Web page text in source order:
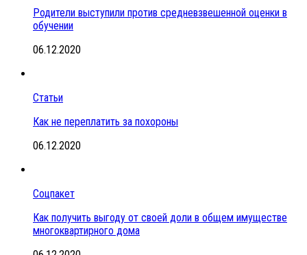
Родители выступили против средневзвешенной оценки в
обучении
06.12.2020
Статьи
Как не переплатить за похороны
06.12.2020
Соцпакет
Как получить выгоду от своей доли в общем имуществе
многоквартирного дома